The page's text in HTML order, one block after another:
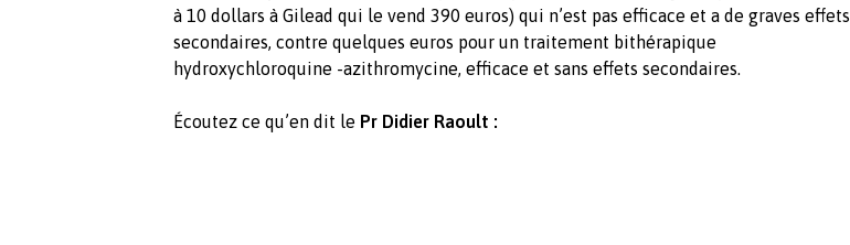
à 10 dollars à Gilead qui le vend 390 euros) qui n’est pas efficace et a de graves effets
secondaires, contre quelques euros pour un traitement bithérapique
hydroxychloroquine -azithromycine, efficace et sans effets secondaires.
Écoutez ce qu’en dit le Pr Didier Raoult :